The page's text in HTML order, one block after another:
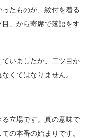
たものが、紋付を着る
」から寄席で落語をす
いましたが、二ツ目か
くてはなりません。
立場です。真の意味で
の本番の始まりです。